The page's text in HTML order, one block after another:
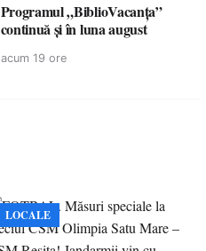
Programul „BiblioVacanța”
continuă și în luna august
acum 19 ore
LOCALE